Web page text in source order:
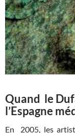
Quand le
l’Espagne
En 2005, les